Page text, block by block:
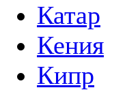
Катар
Кения
Кипр